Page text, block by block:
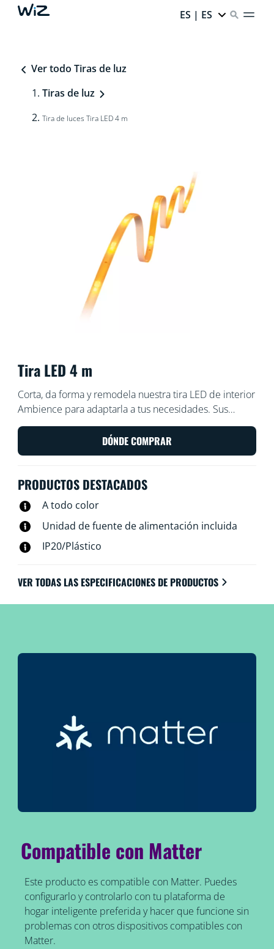
ES | ES
Ver todo Tiras de luz
Tiras de luz
Tira de luces Tira LED 4 m
Tira LED 4 m
Corta, da forma y remodela nuestra tira LED de interior
Ambience para adaptarla a tus necesidades. Sus
modos de luz dinámicos y coloridos decoran el
espacio bajo los armarios o detrás de los muebles, y su
luz ambiental crea la atmósfera perfecta cuando
DÓNDE COMPRAR
PRODUCTOS DESTACADOS
A todo color
Unidad de fuente de alimentación incluida
IP20/Plástico
VER TODAS LAS ESPECIFICACIONES DE PRODUCTOS
Compatible con Matter
Este producto es compatible con Matter. Puedes
configurarlo y controlarlo con tu plataforma de
hogar inteligente preferida y hacer que funcione sin
problemas con otros dispositivos compatibles con
Matter.